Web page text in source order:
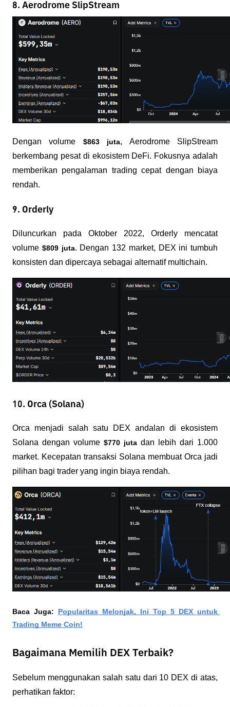
8. Aerodrome SlipStream
Dengan volume $863 juta, Aerodrome SlipStream
berkembang pesat di ekosistem DeFi. Fokusnya adalah
memberikan pengalaman trading cepat dengan biaya
rendah.
9. Orderly
Diluncurkan pada Oktober 2022, Orderly mencatat
volume $809 juta. Dengan 132 market, DEX ini tumbuh
konsisten dan dipercaya sebagai alternatif multichain.
10. Orca (Solana)
Orca menjadi salah satu DEX andalan di ekosistem
Solana dengan volume $770 juta dan lebih dari 1.000
market. Kecepatan transaksi Solana membuat Orca jadi
pilihan bagi trader yang ingin biaya rendah.
Baca Juga: Popularitas Melonjak, Ini Top 5 DEX untuk
Trading Meme Coin!
Bagaimana Memilih DEX Terbaik?
Sebelum menggunakan salah satu dari 10 DEX di atas,
perhatikan faktor: